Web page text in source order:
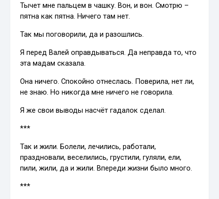
Тычет мне пальцем в чашку. Вон, и вон. Смотрю –
пятна как пятна. Ничего там нет.
Так мы поговорили, да и разошлись.
Я перед Валей оправдываться. Да неправда то, что
эта мадам сказала.
Она ничего. Спокойно отнеслась. Поверила, нет ли,
не знаю. Но никогда мне ничего не говорила.
Я же свои выводы насчёт гадалок сделал.
***
Так и жили. Болели, лечились, работали,
праздновали, веселились, грустили, гуляли, ели,
пили, жили, да и жили. Впереди жизни было много.
***